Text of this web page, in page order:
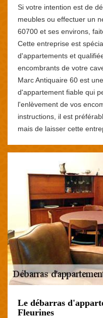
Si votre intention est de
meubles ou effectuer un
60700 et ses environs,
Cette entreprise est
d'appartements et
encombrants de votre
Marc Antiquaire 60 est
d'appartement fiable qui
l'enlèvement de vos
instructions, il est
mais de laisser cette
Le débarras
Fleurines